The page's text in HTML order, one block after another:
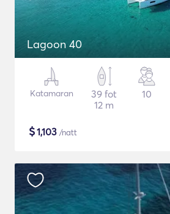
Lagoon 40
Katamaran
39 fot
12 m
10
$1,103 /natt